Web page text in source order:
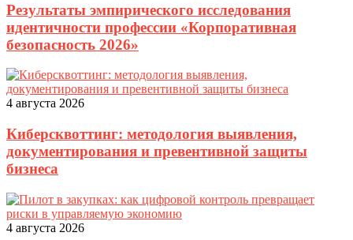
Результаты эмпирического исследования
идентичности профессии «Корпоративная
безопасность 2026»
4 августа 2026
Киберсквоттинг: методология выявления,
документирования и превентивной защиты
бизнеса
4 августа 2026